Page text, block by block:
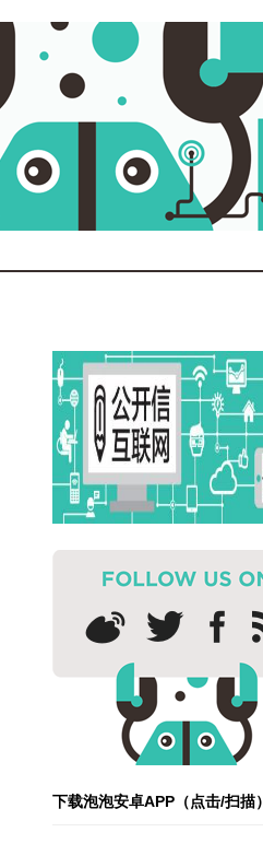
下载泡泡安卓APP（点击/扫描）